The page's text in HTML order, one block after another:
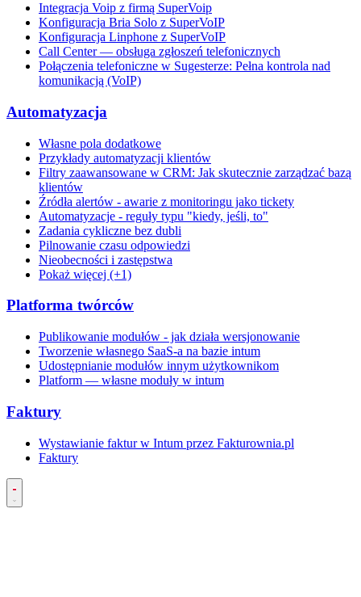
Integracja Voip z firmą SuperVoip
Konfiguracja Bria Solo z SuperVoIP
Konfiguracja Linphone z SuperVoIP
Call Center — obsługa zgłoszeń telefonicznych
Połączenia telefoniczne w Sugesterze: Pełna kontrola nad
komunikacją (VoIP)
Automatyzacja
Własne pola dodatkowe
Przykłady automatyzacji klientów
Filtry zaawansowane w CRM: Jak skutecznie zarządzać bazą
klientów
Źródła alertów - awarie z monitoringu jako tickety
Automatyzacje - reguły typu "kiedy, jeśli, to"
Zadania cykliczne bez dubli
Pilnowanie czasu odpowiedzi
Nieobecności i zastępstwa
Pokaż więcej (+1)
Platforma twórców
Publikowanie modułów - jak działa wersjonowanie
Tworzenie własnego SaaS-a na bazie intum
Udostępnianie modułów innym użytkownikom
Platform — własne moduły w intum
Faktury
Wystawianie faktur w Intum przez Fakturownia.pl
Faktury